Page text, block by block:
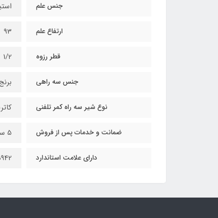
جنس علم
ارتفاع علم 93
قطر رزوه 1/2
جنس سه راهی
نوع شیر سه راه کمر تلفنی
ضمانت و خدمات پس از فروش 5 سال
دارای علامت استاندارد